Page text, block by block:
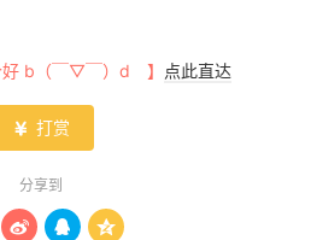
好 b（￣▽￣）d 】 点此直达
 打赏
分享到
  